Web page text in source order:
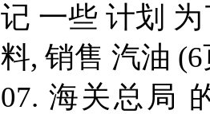
记 一些 计划
料, 销售 汽油 (6
07. 海关总局